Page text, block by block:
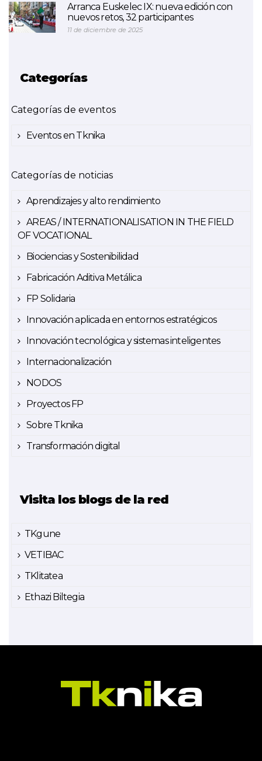
Arranca Euskelec IX: nueva edición con
nuevos retos, 32 participantes
11 de diciembre de 2025
Categorías
Categorías de eventos
Eventos en Tknika
Categorías de noticias
Aprendizajes y alto rendimiento
AREAS / INTERNATIONALISATION IN THE FIELD
OF VOCATIONAL
Biociencias y Sostenibilidad
Fabricación Aditiva Metálica
FP Solidaria
Innovación aplicada en entornos estratégicos
Innovación tecnológica y sistemas inteligentes
Internacionalización
NODOS
Proyectos FP
Sobre Tknika
Transformación digital
Visita los blogs de la red
TKgune
VETIBAC
TKlitatea
Ethazi Biltegia